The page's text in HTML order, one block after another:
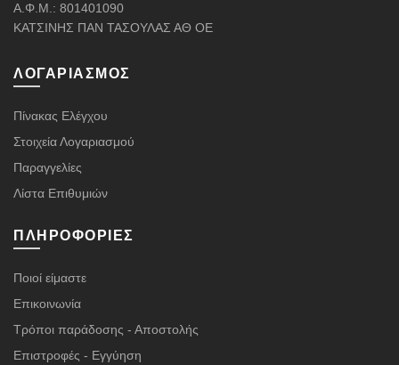
Α.Φ.Μ.: 801401090
ΚΑΤΣΙΝΗΣ ΠΑΝ ΤΑΣΟΥΛΑΣ ΑΘ ΟΕ
ΛΟΓΑΡΙΑΣΜΌΣ
Πίνακας Ελέγχου
Στοιχεία Λογαριασμού
Παραγγελίες
Λίστα Επιθυμιών
ΠΛΗΡΟΦΟΡΊΕΣ
Ποιοί είμαστε
Επικοινωνία
Τρόποι παράδοσης - Αποστολής
Επιστροφές - Εγγύηση